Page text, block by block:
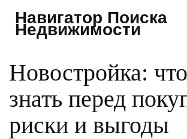
Навигатор Поиска
Недвижимости
Новостройка:
знать перед
риски и выгоды